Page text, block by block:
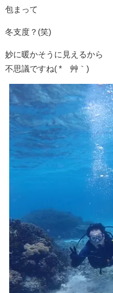
包まって
冬支度？(笑)
妙に暖かそうに見えるから
不思議ですね( *´艸｀)